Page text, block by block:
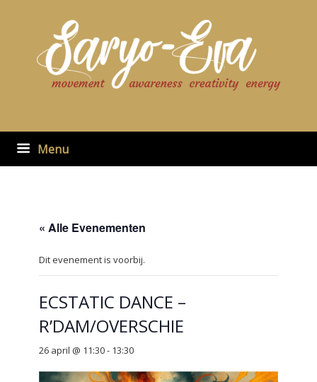
Menu
« Alle Evenementen
Dit evenement is voorbij.
ECSTATIC DANCE –
R’DAM/OVERSCHIE
26 april @ 11:30- 13:30